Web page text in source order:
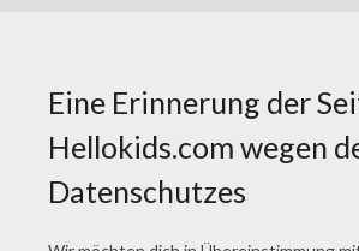
PLAIN JANE: DAS DERBY